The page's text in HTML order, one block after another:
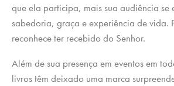
que ela participa, mais sua audiência se
sabedoria, graça e experiência de vida.
reconhece ter recebido do Senhor.
Além de sua presença em eventos em
livros têm deixado uma marca